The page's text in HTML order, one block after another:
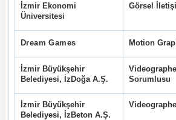
İzmir Ekonomi
Üniversitesi
Görsel
Dream Games Motion
İzmir Büyükşehir
Belediyesi, İzDoğa A.Ş.
Sorumlusu
İzmir Büyükşehir
Belediyesi, İzBeton A.Ş.